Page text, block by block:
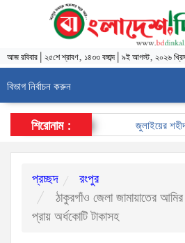
আজরবিবার ২৫শে শ্রাবণ, ১৪৩৩ বঙ্গাব্দ| ৯ই আগস্ট, ২০২৬
বিভাগ নির্বাচন করুন
শিরোনাম : জুলাইয়ের
প্রচ্ছদ
রংপুর
ঠাকুরগাঁও জেলা জামায়াতের
প্রায় অর্ধকোটি টাকাসহ